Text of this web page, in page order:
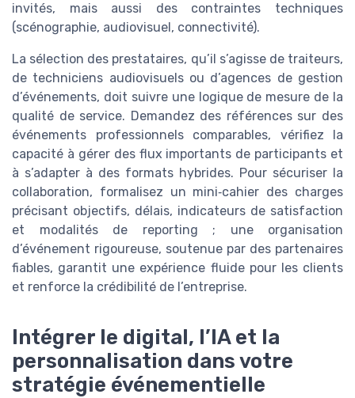
invités, mais aussi des contraintes techniques
(scénographie, audiovisuel, connectivité).
La sélection des prestataires, qu’il s’agisse de traiteurs,
de techniciens audiovisuels ou d’agences de gestion
d’événements, doit suivre une logique de mesure de la
qualité de service. Demandez des références sur des
événements professionnels comparables, vérifiez la
capacité à gérer des flux importants de participants et
à s’adapter à des formats hybrides. Pour sécuriser la
collaboration, formalisez un mini‑cahier des charges
précisant objectifs, délais, indicateurs de satisfaction
et modalités de reporting ; une organisation
d’événement rigoureuse, soutenue par des partenaires
fiables, garantit une expérience fluide pour les clients
et renforce la crédibilité de l’entreprise.
Intégrer le digital, l’IA et la
personnalisation dans votre
stratégie événementielle